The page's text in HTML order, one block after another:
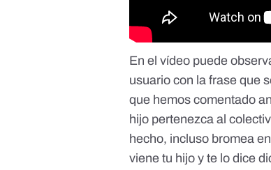
En el vídeo puede
usuario con la frase que
que hemos comentado
hijo pertenezca al
hecho, incluso bromea
viene tu hijo y te lo dice